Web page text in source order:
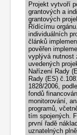
Projekt vytvoří
grantových a
grantových
Řídícímu
individuálních
článků
pověřen
vyplývá nutnost
uvedených
Nařízení Rady
Rady (ES)
1828/2006,
fondů
monitorování,
programů,
tím spojených.
první řadě
uznatelných